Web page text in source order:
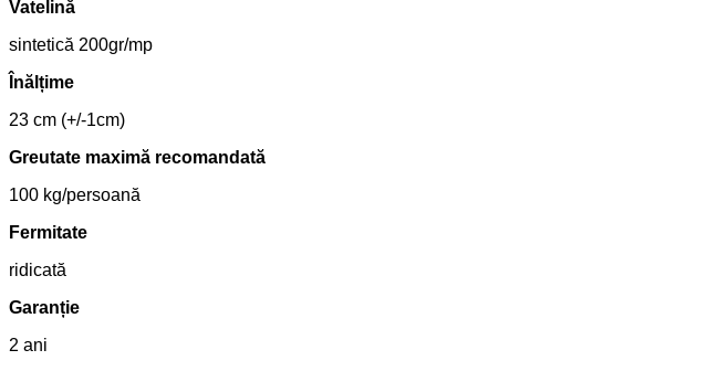
Vatelină
sintetică 200gr/mp
Înălțime
23 cm (+/-1cm)
Greutate maximă recomandată
100 kg/persoană
Fermitate
ridicată
Garanție
2 ani